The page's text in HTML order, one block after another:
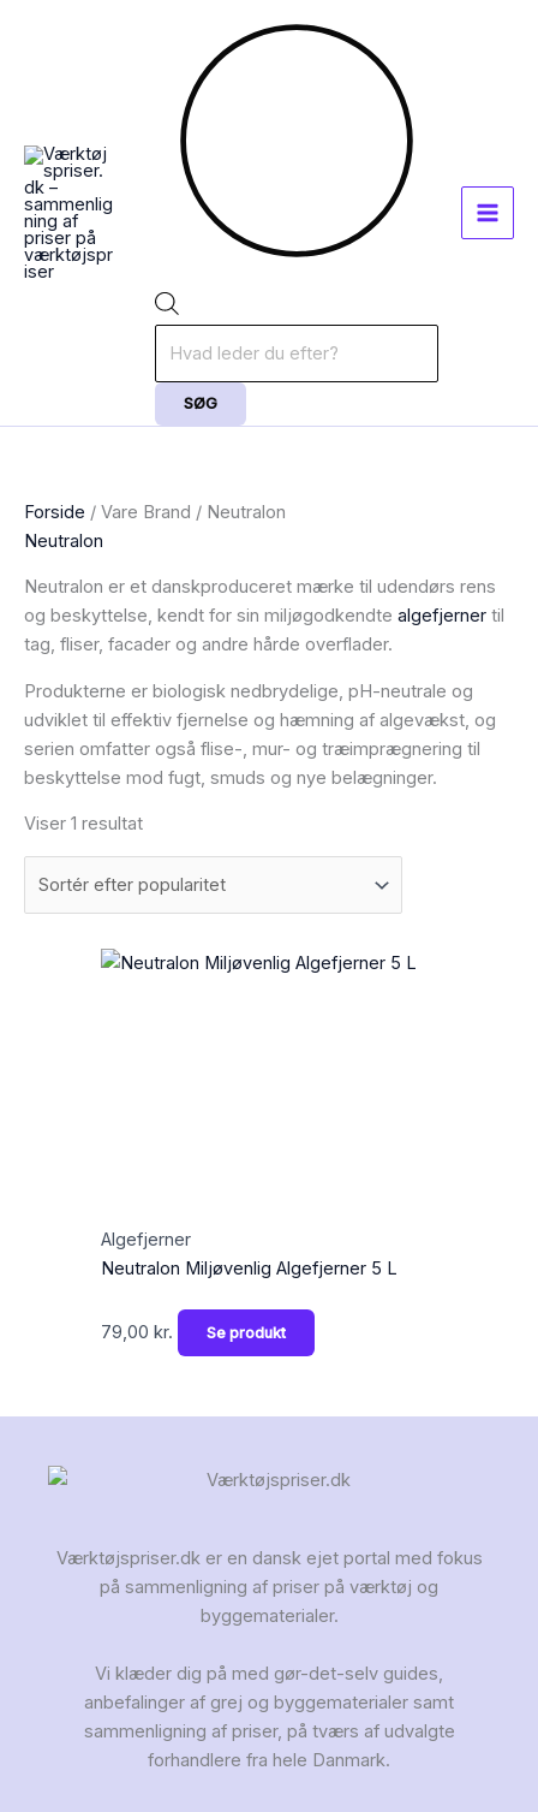
SØG
Forside / Vare Brand / Neutralon
Neutralon
Neutralon er et danskproduceret mærke til udendørs rens
og beskyttelse, kendt for sin miljøgodkendte algefjerner til
tag, fliser, facader og andre hårde overflader.
Produkterne er biologisk nedbrydelige, pH-neutrale og
udviklet til effektiv fjernelse og hæmning af algevækst, og
serien omfatter også flise-, mur- og træimprægnering til
beskyttelse mod fugt, smuds og nye belægninger.
Viser 1 resultat
Algefjerner
Neutralon Miljøvenlig Algefjerner 5 L
79,00 kr. Se produkt
Værktøjspriser.dk er en dansk ejet portal med fokus
på sammenligning af priser på værktøj og
byggematerialer.
Vi klæder dig på med gør-det-selv guides,
anbefalinger af grej og byggematerialer samt
sammenligning af priser, på tværs af udvalgte
forhandlere fra hele Danmark.